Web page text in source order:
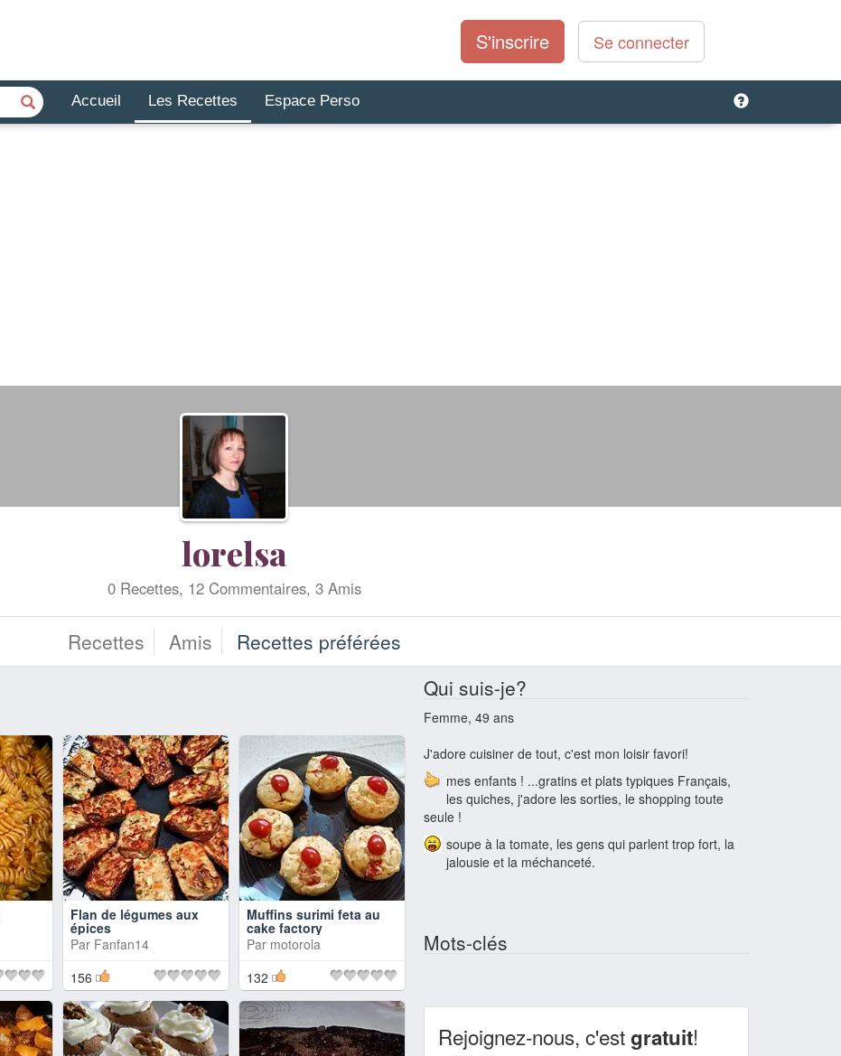
S'inscrire Se connecter
Accueil Les Recettes Espace Perso
lorelsa
0 Recettes, 12 Commentaires, 3 Amis
Recettes Amis Recettes préférées
Flan de légumes aux
épices
Par Fanfan14
156
Muffins surimi feta au
cake factory
Par motorola
132
Qui suis-je?
Femme, 49 ans
J'adore cuisiner de tout, c'est mon loisir favori!
mes enfants ! ...gratins et plats typiques Français,
les quiches, j'adore les sorties, le shopping toute
seule !
soupe à la tomate, les gens qui parlent trop fort, la
jalousie et la méchanceté.
Mots-clés
Rejoignez-nous, c'estgratuit!